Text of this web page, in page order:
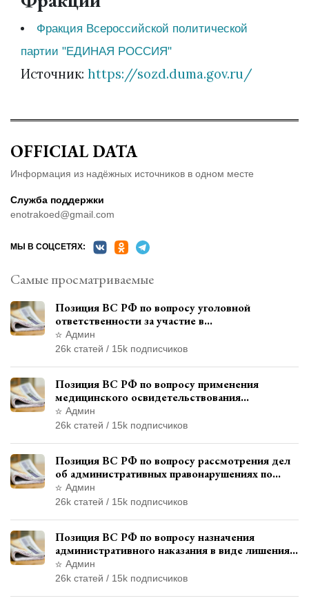
Фракция Всероссийской политической
партии "ЕДИНАЯ РОССИЯ"
Источник: https://sozd.duma.gov.ru/
OFFICIAL DATA
Информация из надёжных источников в одном месте
Служба поддержки
enotrakoed@gmail.com
МЫ В СОЦСЕТЯХ:
Самые просматриваемые
Позиция ВС РФ по вопросу уголовной
ответственности за участие в
террористической организации до
официального признания
Админ
26k статей / 15k подписчиков
Позиция ВС РФ по вопросу применения
медицинского освидетельствования
военнослужащих при увольнении с военной
службы
Админ
26k статей / 15k подписчиков
Позиция ВС РФ по вопросу рассмотрения дел
об административных правонарушениях по
месту жительства и сроков давности
привлечения к ответственности
Админ
26k статей / 15k подписчиков
Позиция ВС РФ по вопросу назначения
административного наказания в виде лишения
права управления транспортными средствами
Админ
26k статей / 15k подписчиков